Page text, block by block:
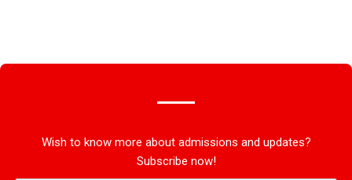
Wish to know more about admissions and updates?
Subscribe now!